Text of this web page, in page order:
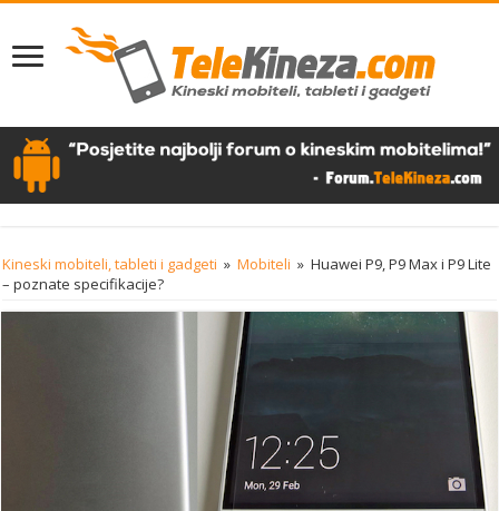
Kineski mobiteli, tableti i gadgeti » Mobiteli » Huawei P9, P9 Max i P9 Lite
– poznate specifikacije?